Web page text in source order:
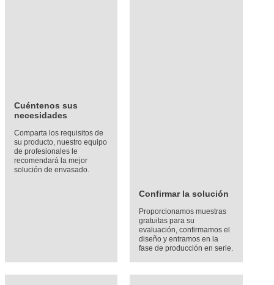
Cuéntenos sus
necesidades
Comparta los requisitos de
su producto, nuestro equipo
de profesionales le
recomendará la mejor
solución de envasado.
Confirmar la solución
Proporcionamos muestras
gratuitas para su
evaluación, confirmamos el
diseño y entramos en la
fase de producción en serie.